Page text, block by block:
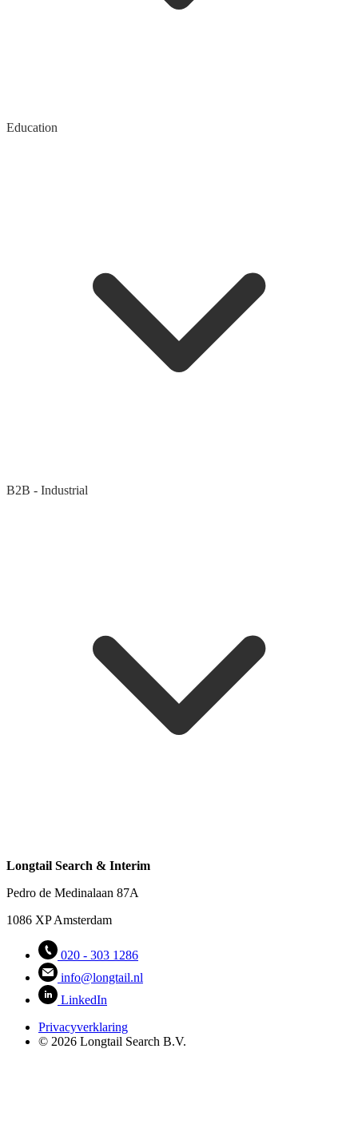
Education
B2B - Industrial
Longtail Search & Interim
Pedro de Medinalaan 87A
1086 XP Amsterdam
020 - 303 1286
info@longtail.nl
LinkedIn
Privacyverklaring
© 2026 Longtail Search B.V.